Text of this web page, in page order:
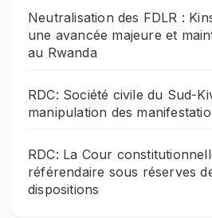
Neutralisation des FDLR :
une avancée majeure et
au Rwanda
RDC: Société civile du Sud-
manipulation des
RDC: La Cour
référendaire sous réserves
dispositions